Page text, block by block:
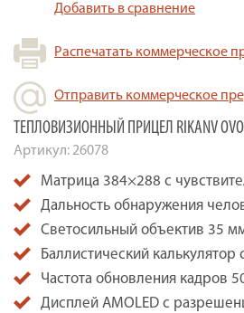
Добавить в сравнение
Распечатать коммерческое
Отправить коммерческое
ТЕПЛОВИЗИОННЫЙ ПРИЦЕЛ RIKANV
Артикул:26078
Матрица 384×288 с
Дальность обнаружения
Светосильный объектив 35
Баллистический калькулятор
Частота обновления кадров
Дисплей AMOLED с